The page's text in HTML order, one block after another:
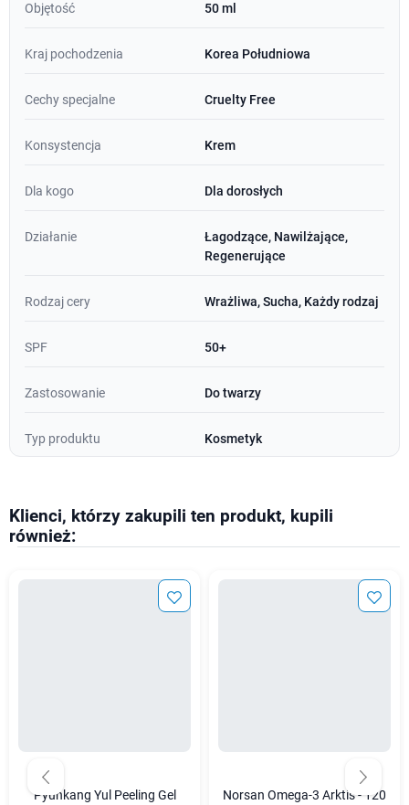
Objętość 50 ml
Kraj pochodzenia Korea Południowa
Cechy specjalne Cruelty Free
Konsystencja Krem
Dla kogo Dla dorosłych
Działanie
Łagodzące, Nawilżające,
Regenerujące
Rodzaj cery Wrażliwa, Sucha, Każdy rodzaj
SPF 50+
Zastosowanie Do twarzy
Typ produktu Kosmetyk
Klienci, którzy zakupili ten produkt, kupili
również:
Pyunkang Yul Peeling Gel
Norsan Omega-3 Arktis - 120